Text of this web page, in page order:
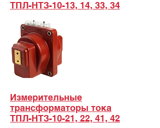
ТПЛ-НТЗ-10-13, 14, 33, 34
Измерительные
трансформаторы тока
ТПЛ-НТЗ-10-21, 22, 41, 42